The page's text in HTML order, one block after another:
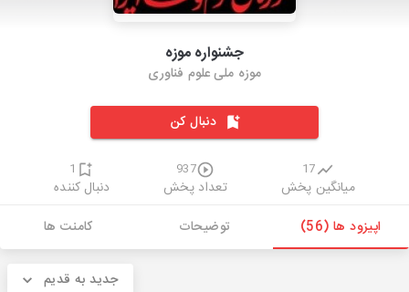
جشنواره موزه
موزه ملی علوم فناوری
دنبال کن
17
میانگین پخش
937
تعداد پخش
1
دنبال کننده
اپیزود ها (56)
توضیحات کامنت ها
جدید به قدیم